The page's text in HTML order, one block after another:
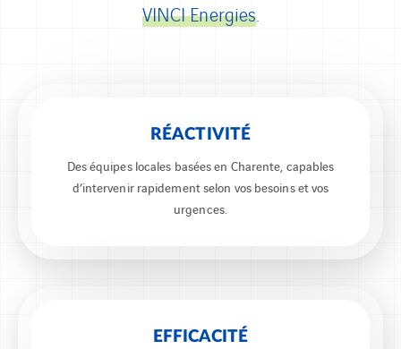
VINCI Energies.
RÉACTIVITÉ
Des équipes locales basées en Charente, capables
d’intervenir rapidement selon vos besoins et vos
urgences.
EFFICACITÉ